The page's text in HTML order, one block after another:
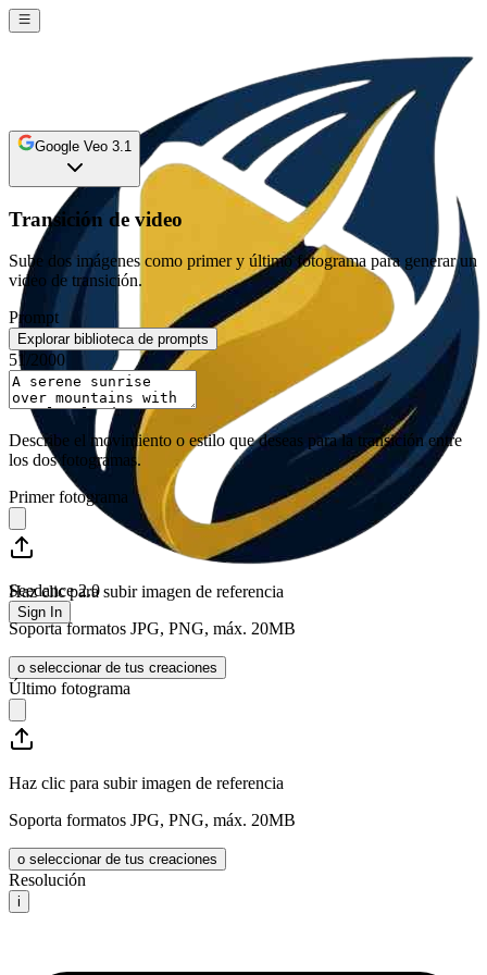
Seedance 2.0
Sign In
Google Veo 3.1
Transición de video
Sube dos imágenes como primer y último fotograma para generar un
video de transición.
Prompt
Explorar biblioteca de prompts
51/2000
Describe el movimiento o estilo que deseas para la transición entre
los dos fotogramas.
Primer fotograma
Haz clic para subir imagen de referencia
Soporta formatos JPG, PNG, máx. 20MB
o seleccionar de tus creaciones
Último fotograma
Haz clic para subir imagen de referencia
Soporta formatos JPG, PNG, máx. 20MB
o seleccionar de tus creaciones
Resolución
i